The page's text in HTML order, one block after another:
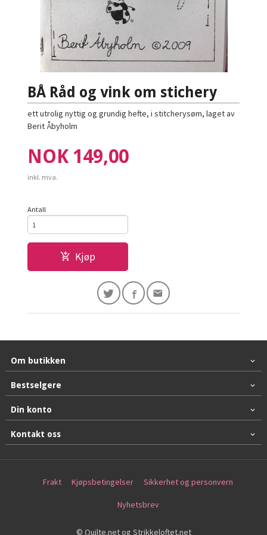
BÅ Råd og vink om stichery
ett utrolig nyttig og grundig hefte, i stitcherysøm, laget av
Berit Åbyholm
Pris
NOK 149,00
inkl. mva.
Antall
Kjøp
Om butikken
Bestselgere
Din konto
Kontakt oss
Frakt Kjøpsbetingelser Sikkerhet og personvern
Nyhetsbrev
© Quilte.net og Strikkeloftet.net